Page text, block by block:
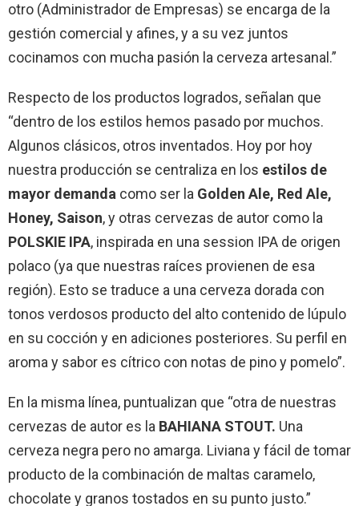
otro (Administrador de Empresas) se encarga de la
gestión comercial y afines, y a su vez juntos
cocinamos con mucha pasión la cerveza artesanal.”
Respecto de los productos logrados, señalan que
“dentro de los estilos hemos pasado por muchos.
Algunos clásicos, otros inventados. Hoy por hoy
nuestra producción se centraliza en los estilos de
mayor demanda como ser la Golden Ale, Red Ale,
Honey, Saison, y otras cervezas de autor como la
POLSKIE IPA, inspirada en una session IPA de origen
polaco (ya que nuestras raíces provienen de esa
región). Esto se traduce a una cerveza dorada con
tonos verdosos producto del alto contenido de lúpulo
en su cocción y en adiciones posteriores. Su perfil en
aroma y sabor es cítrico con notas de pino y pomelo”.
En la misma línea, puntualizan que “otra de nuestras
cervezas de autor es la BAHIANA STOUT. Una
cerveza negra pero no amarga. Liviana y fácil de tomar
producto de la combinación de maltas caramelo,
chocolate y granos tostados en su punto justo.”